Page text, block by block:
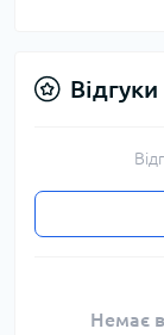
Відгуки
Немає